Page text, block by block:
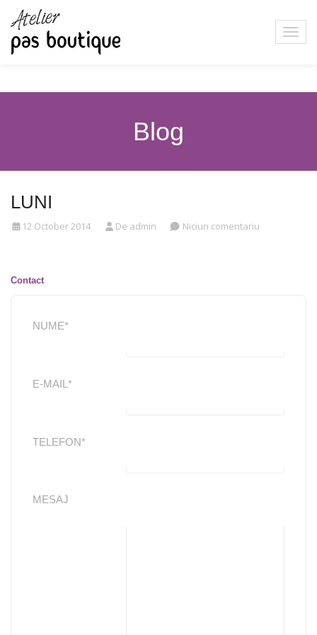
Blog
LUNI
12 October 2014 De admin Niciun comentariu
Contact
NUME*
E-MAIL*
TELEFON*
MESAJ